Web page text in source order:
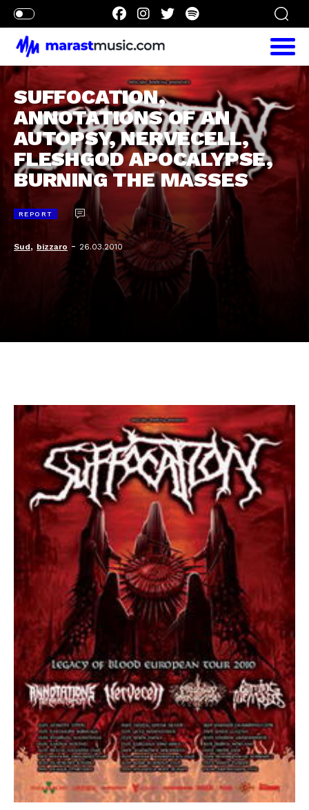
SUFFOCATION,
ANNOTATIONS OF AN
AUTOPSY, NERVECELL,
FLESHGOD APOCALYPSE,
BURNING THE MASSES
REPORT
Sud, bizzaro - 26.03.2010